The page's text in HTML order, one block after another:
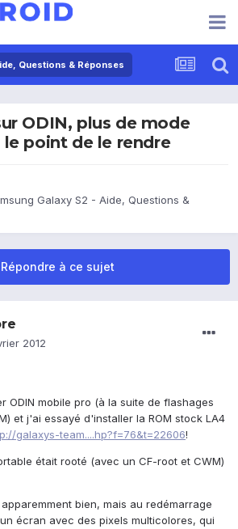
Questions & Réponses
ODIN, plus de mode
le point de le rendre
Galaxy S2 - Aide, Questions &
Répondre à ce sujet
2012
ODIN mobile pro (à la suite de flashages
et j'ai essayé d'installer la ROM stock LA4
galaxys-team....hp?f=76&t=22606!
était rooté (avec un CF-root et CWM)
bien, mais au redémarrage
écran avec des pixels multicolores, qui